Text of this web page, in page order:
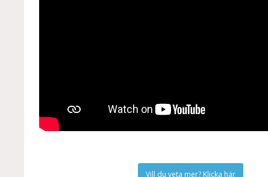
Vill du veta mer? Klicka här